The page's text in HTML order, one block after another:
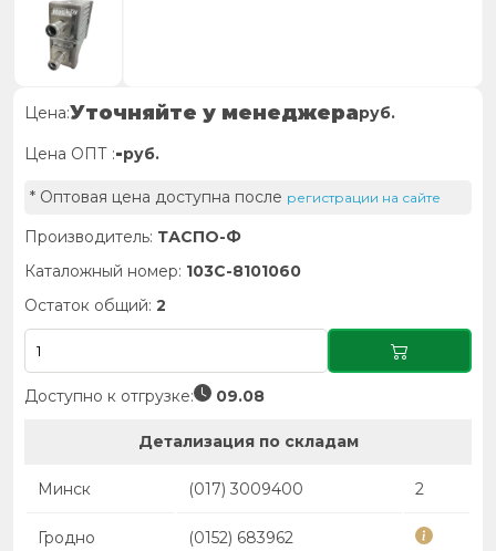
Цена:Уточняйте у менеджераруб.
Цена ОПТ :-руб.
* Оптовая цена доступна после регистрации на сайте
Производитель: ТАСПО-Ф
Каталожный номер: 103С-8101060
Остаток общий: 2
Доступно к отгрузке: 09.08
Детализация по складам
Минск (017) 3009400 2
Гродно (0152) 683962